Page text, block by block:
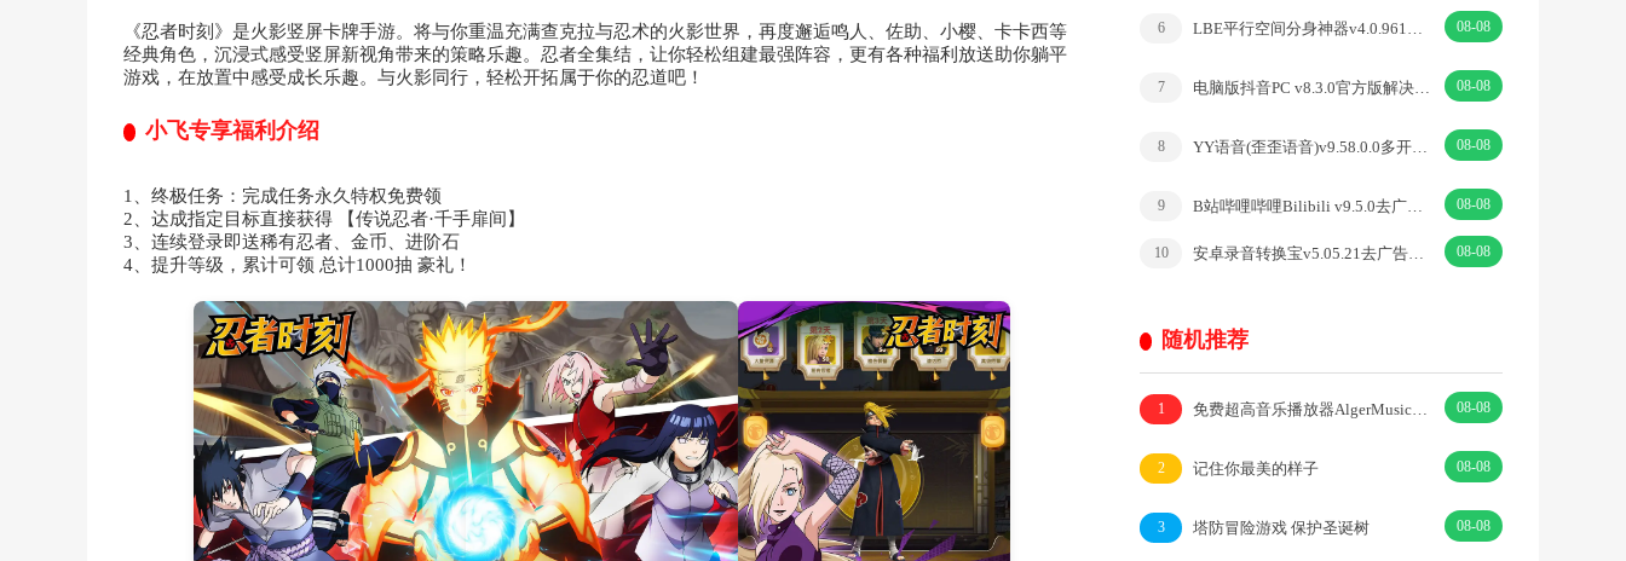
《忍者时刻》是火影竖屏卡牌手游。将与你重温充满查克拉与忍术的火影世界，再度邂逅鸣人、佐助、小樱、卡卡西等
经典角色，沉浸式感受竖屏新视角带来的策略乐趣。忍者全集结，让你轻松组建最强阵容，更有各种福利放送助你躺平
游戏，在放置中感受成长乐趣。与火影同行，轻松开拓属于你的忍道吧！
小飞专享福利介绍
1、终极任务：完成任务永久特权免费领
2、达成指定目标直接获得 【传说忍者·千手扉间】
3、连续登录即送稀有忍者、金币、进阶石
4、提升等级，累计可领 总计1000抽 豪礼！
6 LBE平行空间分身神器v4.0.9612解锁vip专业版 08-08
7 电脑版抖音PC v8.3.0官方版解决网页切换烦恼 08-08
8 YY语音(歪歪语音)v9.58.0.0多开去广告绿色版 08-08
9 B站哔哩哔哩Bilibili v9.5.0去广告内置漫游模块版 08-08
10 安卓录音转换宝v5.05.21去广告开心版 08-08
随机推荐
1 免费超高音乐播放器AlgerMusicPlayer v4.6.0 08-08
2 记住你最美的样子 08-08
3 塔防冒险游戏 保护圣诞树 08-08